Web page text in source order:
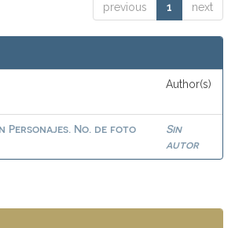
previous 1 next
Author(s)
Personajes. No. de foto
Sin
autor